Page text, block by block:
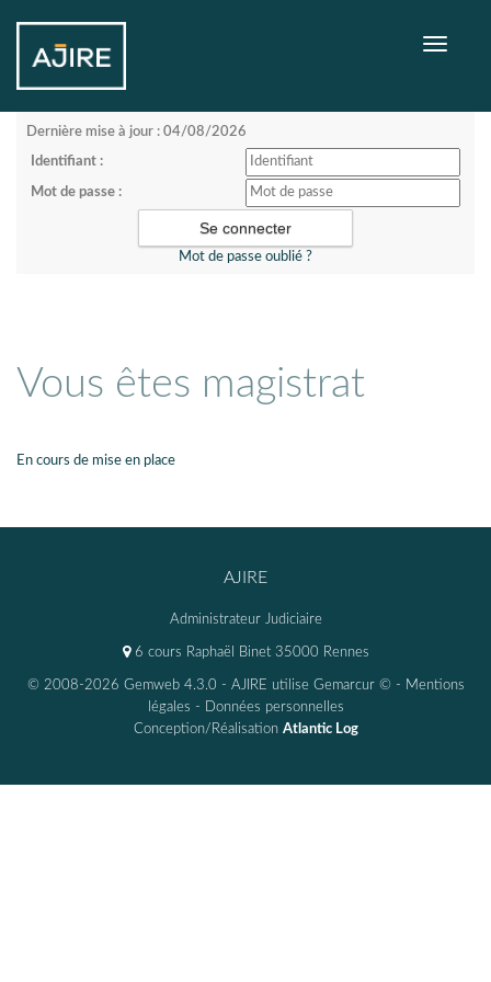
Toggle
Dernière mise à jour : 04/08/2026
Identifiant :
Mot de passe :
Mot de passe oublié ?
Vous êtes magistrat
En cours de mise en place
AJIRE
Administrateur Judiciaire
6 cours Raphaël Binet 35000 Rennes
© 2008-2026 Gemweb 4.3.0 - AJIRE utilise Gemarcur © - Mentions
légales - Données personnelles
Conception/Réalisation Atlantic Log